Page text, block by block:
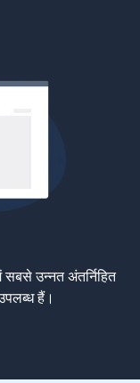
उन्नत अंतर्निहित
हैं।